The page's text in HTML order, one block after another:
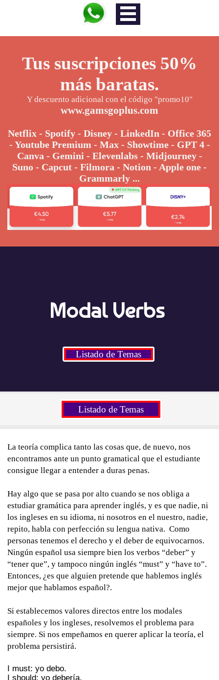
Tus suscripciones 50%
más baratas.
Y descuento adicional con el código "promo10"
www.gamsgoplus.com
Netflix - Spotify - Disney - LinkedIn - Office 365
- Youtube Premium - Max - Showtime - GPT 4 -
Canva - Gemini - Elevenlabs - Midjourney -
Suno - Capcut - Filmora - Notion - Apple one -
Grammarly ...
Modal Verbs
Listado de Temas
Listado de Temas
La teoría complica tanto las cosas que, de nuevo, nos
encontramos ante un punto gramatical que el estudiante
consigue llegar a entender a duras penas.
Hay algo que se pasa por alto cuando se nos obliga a
estudiar gramática para aprender inglés, y es que nadie, ni
los ingleses en su idioma, ni nosotros en el nuestro, nadie,
repito, habla con perfección su lengua nativa. Como
personas tenemos el derecho y el deber de equivocarnos.
Ningún español usa siempre bien los verbos “deber” y
“tener que”, y tampoco ningún inglés “must” y “have to”.
Entonces, ¿es que alguien pretende que hablemos inglés
mejor que hablamos español?.
Si establecemos valores directos entre los modales
españoles y los ingleses, resolvemos el problema para
siempre. Si nos empeñamos en querer aplicar la teoría, el
problema persistirá.
I must: yo debo.
I should: yo debería.